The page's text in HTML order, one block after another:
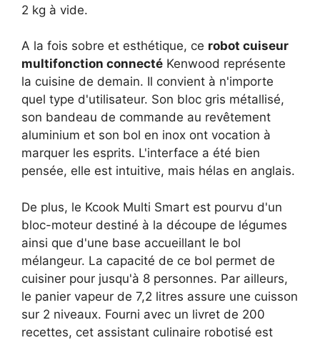
2 kg à vide.
A la fois sobre et esthétique, ce robot cuiseur
multifonction connecté Kenwood représente
la cuisine de demain. Il convient à n'importe
quel type d'utilisateur. Son bloc gris métallisé,
son bandeau de commande au revêtement
aluminium et son bol en inox ont vocation à
marquer les esprits. L'interface a été bien
pensée, elle est intuitive, mais hélas en anglais.
De plus, le Kcook Multi Smart est pourvu d'un
bloc-moteur destiné à la découpe de légumes
ainsi que d'une base accueillant le bol
mélangeur. La capacité de ce bol permet de
cuisiner pour jusqu'à 8 personnes. Par ailleurs,
le panier vapeur de 7,2 litres assure une cuisson
sur 2 niveaux. Fourni avec un livret de 200
recettes, cet assistant culinaire robotisé est